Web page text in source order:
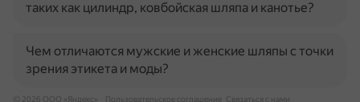
таких как цилиндр, ковбойская шляпа и канотье?
Чем отличаются мужские и женские шляпы с точки
зрения этикета и моды?
© 2026 ООО «Яндекс» Пользовательское соглашение Связаться с нами